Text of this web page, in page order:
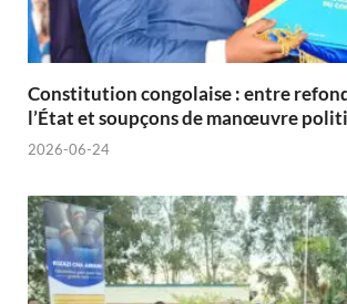
Constitution congolaise : entre
l’État et soupçons de manœuvre
2026-06-24